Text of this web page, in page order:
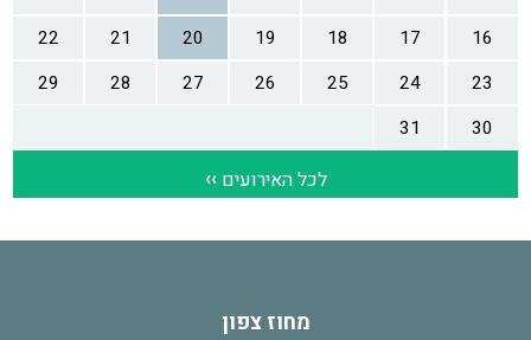
מחוז צפון